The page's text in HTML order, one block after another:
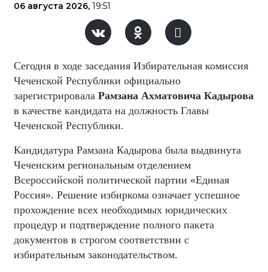
06 августа 2026, 19:51
Сегодня в ходе заседания Избирательная комиссия
Чеченской Республики официально
зарегистрировала Рамзана Ахматовича Кадырова
в качестве кандидата на должность Главы
Чеченской Республики.
Кандидатура Рамзана Кадырова была выдвинута
Чеченским региональным отделением
Всероссийской политической партии «Единая
Россия». Решение избиркома означает успешное
прохождение всех необходимых юридических
процедур и подтверждение полного пакета
документов в строгом соответствии с
избирательным законодательством.